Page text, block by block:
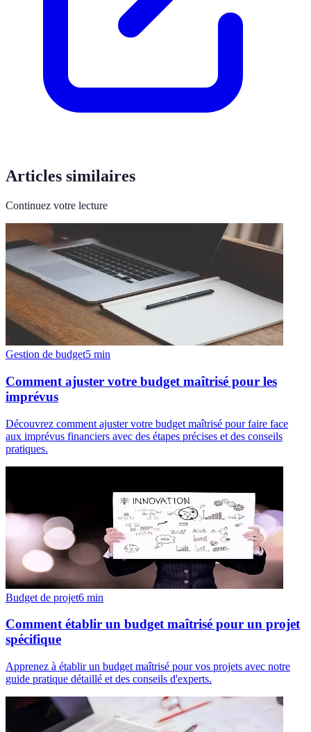
Articles similaires
Continuez votre lecture
Gestion de budget5 min
Comment ajuster votre budget maîtrisé pour les
imprévus
Découvrez comment ajuster votre budget maîtrisé pour faire face
aux imprévus financiers avec des étapes précises et des conseils
pratiques.
Budget de projet6 min
Comment établir un budget maîtrisé pour un projet
spécifique
Apprenez à établir un budget maîtrisé pour vos projets avec notre
guide pratique détaillé et des conseils d'experts.